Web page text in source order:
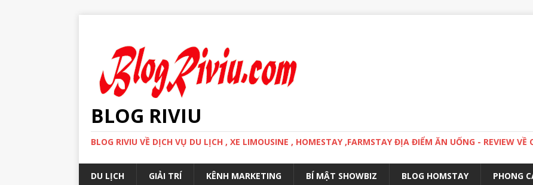
BLOG RIVIU
BLOG RIVIU VỀ DỊCH VỤ DU LỊCH , XE LIMOUSINE , HOMESTAY ,FARMSTAY ĐỊA ĐIỂM ĂN UỐNG - REVIEW
DU LỊCH GIẢI TRÍ KÊNH MARKETING BÍ MẬT SHOWBIZ BLOG HOMSTAY PHONG